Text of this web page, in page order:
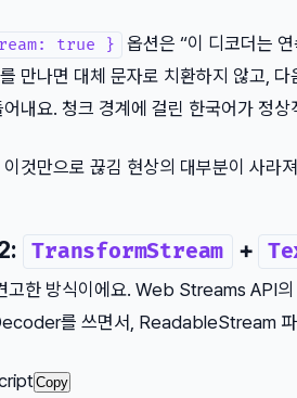
true }
옵션은 “이 디코더는
만나면 대체 문자로 치환하지 않고,
내요. 청크 경계에 걸린 한국어가 정
것만으로 끊김 현상의 대부분이 사라
TransformStream +
고한 방식이에요. Web Streams API의
를 쓰면서, ReadableStream 파
Copy